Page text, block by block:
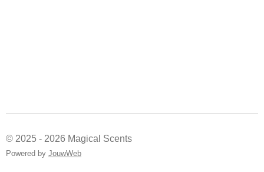
© 2025 - 2026 Magical Scents
Powered by JouwWeb